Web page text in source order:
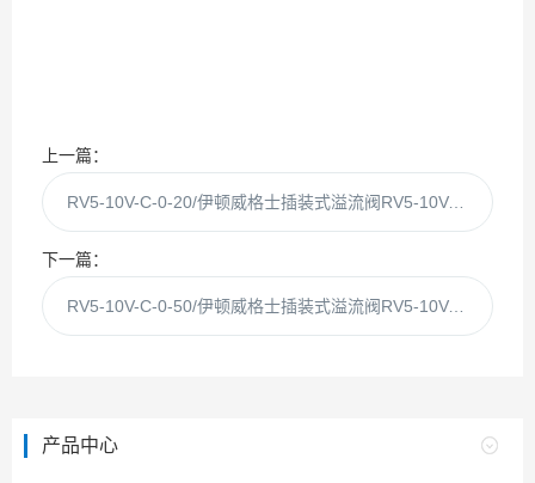
上一篇：
RV5-10V-C-0-20/伊顿威格士插装式溢流阀RV5-10V-C-0-20现
下一篇：
RV5-10V-C-0-50/伊顿威格士插装式溢流阀RV5-10V-C-0-50现
产品中心